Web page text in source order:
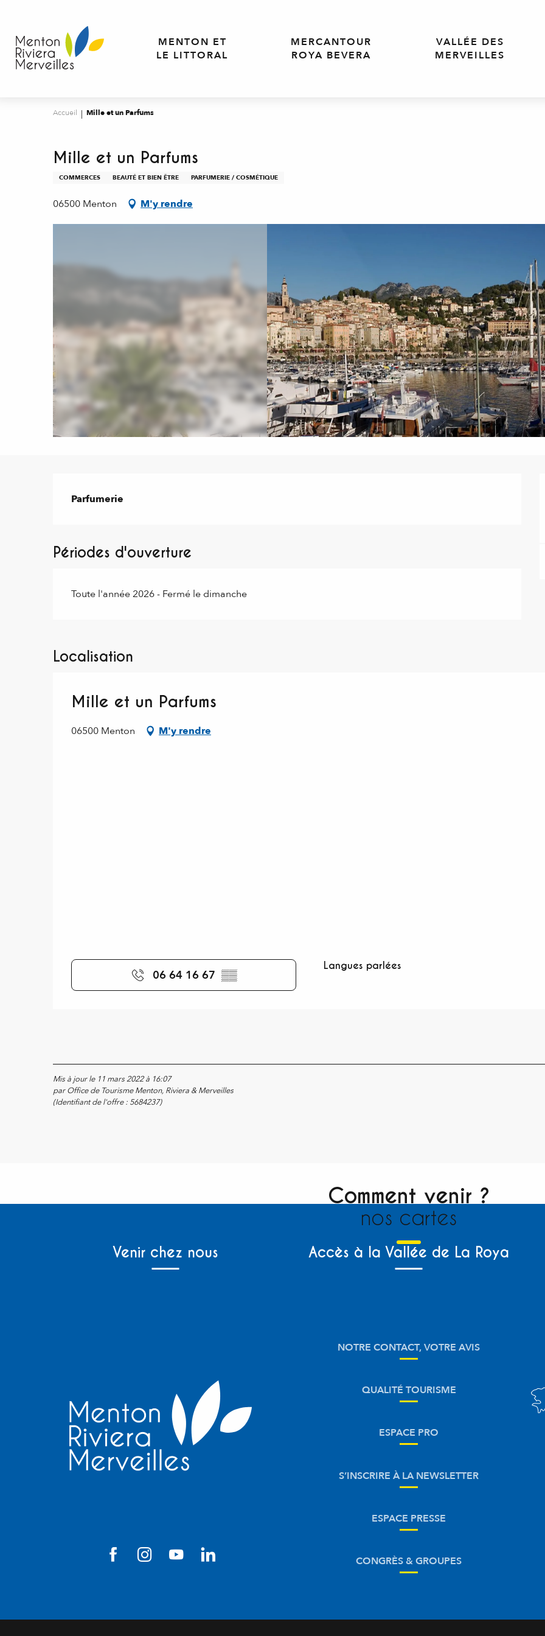
contenu
principal
MENTON ET
LE LITTORAL
MERCANTOUR
ROYA BEVERA
VALLÉE DES
MERVEILLES
Accueil Mille et un Parfums
Mille et un Parfums
COMMERCES BEAUTÉ ET BIEN ÊTRE PARFUMERIE / COSMÉTIQUE
06500 Menton M'y rendre
Description
Parfumerie
Périodes d'ouverture
Toute l'année 2026 - Fermé le dimanche
Localisation
Mille et un Parfums
06500 Menton M'y rendre
06 64 16 67 ▒▒
Langues parlées
Langues parlées
Mis à jour le 11 mars 2022 à 16:07
par Office de Tourisme Menton, Riviera & Merveilles
(Identifiant de l'offre : 5684237)
Comment venir ?
nos cartes
Venir chez nous Accès à la Vallée de La Roya
NOTRE CONTACT, VOTRE AVIS
QUALITÉ TOURISME
ESPACE PRO
S’INSCRIRE À LA NEWSLETTER
ESPACE PRESSE
CONGRÈS & GROUPES